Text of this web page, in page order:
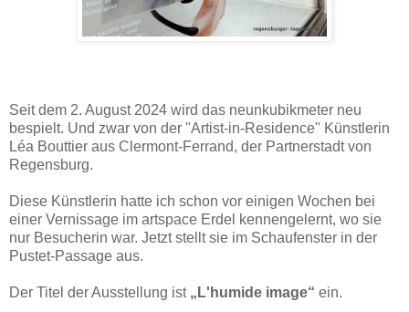
Seit dem 2. August 2024 wird das neunkubikmeter neu
bespielt. Und zwar von der "Artist-in-Residence" Künstlerin
Léa Bouttier aus Clermont-Ferrand, der Partnerstadt von
Regensburg.
Diese Künstlerin hatte ich schon vor einigen Wochen bei
einer Vernissage im artspace Erdel kennengelernt, wo sie
nur Besucherin war. Jetzt stellt sie im Schaufenster in der
Pustet-Passage aus.
Der Titel der Ausstellung ist „L'humide image“ ein.